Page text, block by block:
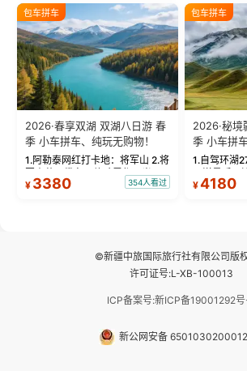
绝美瞬间。 赛湖坦克300跟车视
频：专业摄影师...
瓦人最大
晨雾与小木...
包车拼车
2026·春享双湖 双湖八日游 春
季 小车拼车、纯玩无购物！
1.阿勒泰网红打卡地：将军山 2.将
军山落日缆车，体验雪都风光 3.
将军山，夕阳派对，蹦迪party 4.
¥ 3380 354人看过
包车拼车
2026·秘境
季 小车拼
1.自驾环湖
西洋最后
让雪山、花
¥4180
©新疆中旅国际旅行社有限公司版
许可证号:L-XB-100013
ICP备案号:新ICP备19001292
新公网安备